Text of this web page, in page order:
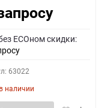
ECOном скидки:
63022
наличии